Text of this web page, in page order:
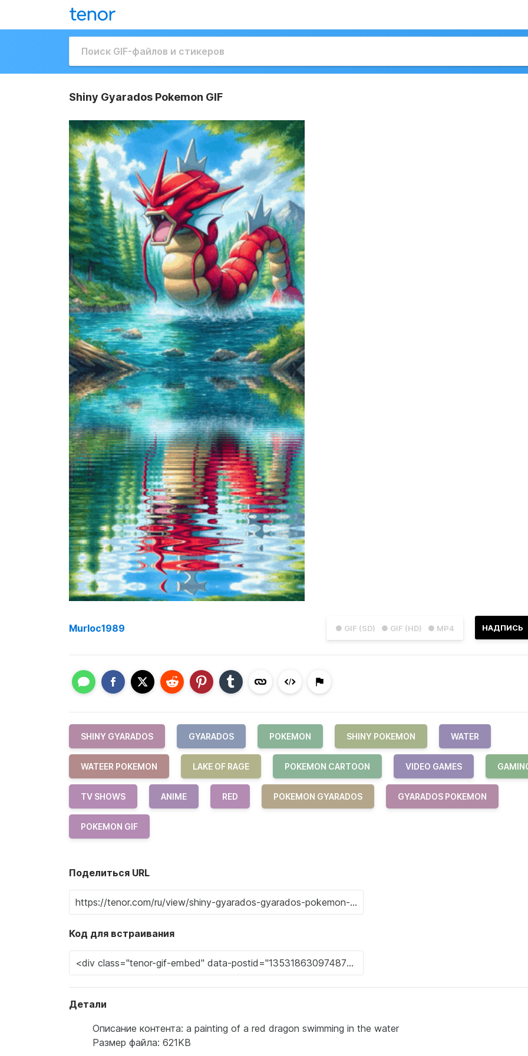
Shiny Gyarados Pokemon GIF
● GIF (SD) ● GIF (HD) ● MP4 НАДПИСЬ
Murloc1989
SHINY GYARADOS GYARADOS POKEMON SHINY POKEMON WATER
WATEER POKEMON LAKE OF RAGE POKEMON CARTOON VIDEO GAMES
TV SHOWS ANIME RED POKEMON GYARADOS GYARADOS POKEMON
POKEMON GIF
Поделиться URL
Код для встраивания
Детали
Описание контента: a painting of a red dragon swimming in the water
Размер файла: 621KB